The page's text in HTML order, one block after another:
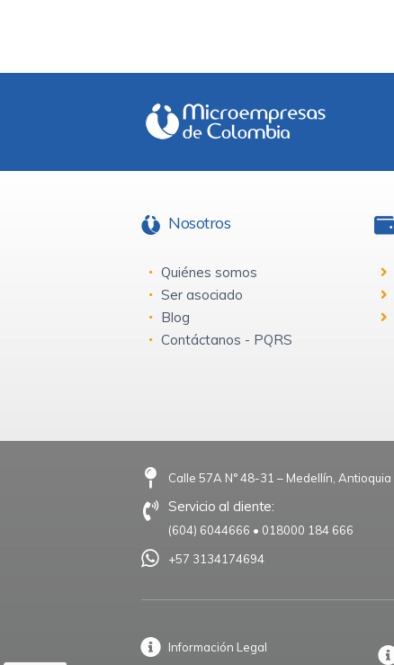
Nosotros
Quiénes somos
Ser asociado
Blog
Contáctanos - PQRS
Calle 57A N° 48-31 – Medellín, Antioquia
Servicio al cliente:
(604) 6044666 • 018000 184 666
+57 3134174694
Información Legal